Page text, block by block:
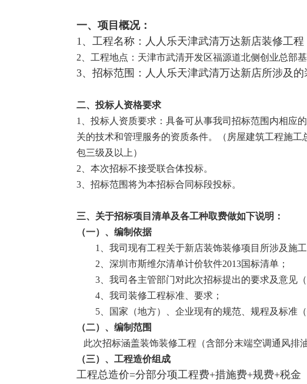
一、项目概况：
1、工程名称：人人乐天津武清万达新店装修工程
2 、工程地点：天津市武清开发区福源道北侧创业总部
3、招标范围：人人乐天津武清万达新店所涉及
二、投标人资格要求
1
、投标人资质要求：具备可从事我司招标范围内相应
关的技术和管理服务的资质条件。（房屋建筑工程施
包三级及以上）
2 、本次招标不接受联合体投标。
3 、招标范围将为本招标合同标段投标。
三、关于招标项目清单及各工种取费做如下说明：
（一）、编制依据
1
、我司现有工程关于新店装饰装修项目所涉及施工
2 、深圳市斯维尔清单计价软件2013国标清单；
3 、我司各主管部门对此次招标提出的要求及意见
4 、我司装修工程标准、要求；
5 、国家（地方）、企业现有的规范、规程及标准
（二）、编制范围
此次招标涵盖装饰装修工程（含部分末端空调通风排
（三）、工程造价组成
工程总造价=分部分项工程费+措施费+规费+税金